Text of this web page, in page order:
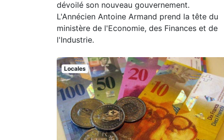
dévoilé son nouveau gouvernement.
L'Annécien Antoine Armand prend la tête du
ministère de l'Economie, des Finances et de
l'Industrie.
Locales